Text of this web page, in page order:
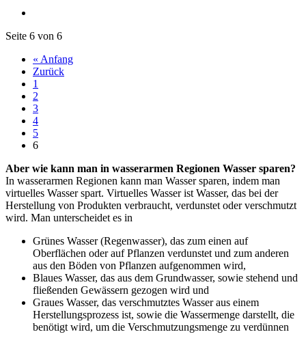
Seite 6 von 6
« Anfang
Zurück
1
2
3
4
5
6
Aber wie kann man in wasserarmen Regionen Wasser sparen?
In wasserarmen Regionen kann man Wasser sparen, indem man
virtuelles Wasser spart. Virtuelles Wasser ist Wasser, das bei der
Herstellung von Produkten verbraucht, verdunstet oder verschmutzt
wird. Man unterscheidet es in
Grünes Wasser (Regenwasser), das zum einen auf
Oberflächen oder auf Pflanzen verdunstet und zum anderen
aus den Böden von Pflanzen aufgenommen wird,
Blaues Wasser, das aus dem Grundwasser, sowie stehend und
fließenden Gewässern gezogen wird und
Graues Wasser, das verschmutztes Wasser aus einem
Herstellungsprozess ist, sowie die Wassermenge darstellt, die
benötigt wird, um die Verschmutzungsmenge zu verdünnen